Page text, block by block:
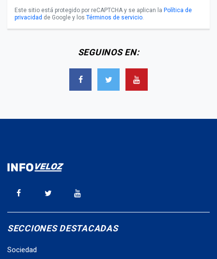
Este sitio está protegido por reCAPTCHA y se aplican la Política de
privacidad de Google y los Términos de servicio.
SEGUINOS EN:
SECCIONES DESTACADAS
Sociedad